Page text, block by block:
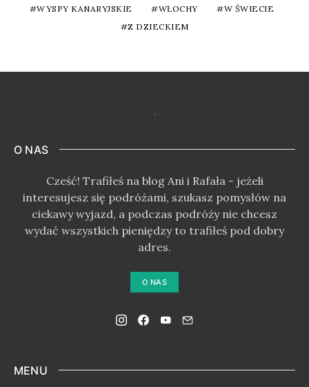
WYSPY KANARYJSKIE
WŁOCHY
W ŚWIECIE
Z DZIECKIEM
O NAS
Cześć! Trafiłeś na blog Ani i Rafała - jeżeli
interesujesz się podróżami, szukasz pomysłów na
ciekawy wyjazd, a podczas podróży nie chcesz
wydać wszystkich pieniędzy to trafiłeś pod dobry
adres.
O NAS
MENU